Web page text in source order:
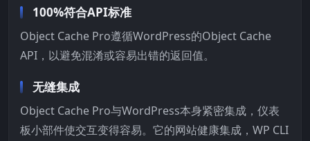
100%符合API标准
Object Cache Pro遵循WordPress的Object Cache
API，以避免混淆或容易出错的返回值。
无缝集成
Object Cache Pro与WordPress本身紧密集成，仪表
板小部件使交互变得容易。它的网站健康集成，WP CLI